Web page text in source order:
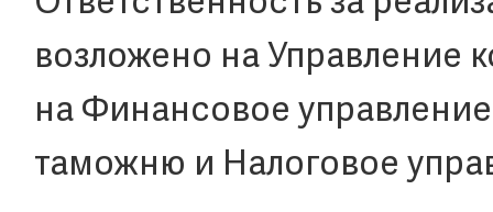
возложено на Управление
на Финансовое
таможню и Налоговое